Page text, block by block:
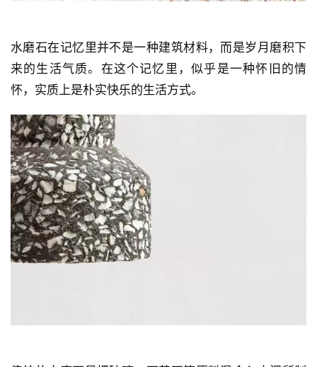
水磨石在记忆里并不是一种建筑材料，而是岁月磨积下
来的生活气质。在这个记忆里，似乎是一种怀旧的情
怀，实质上是朴实快乐的生活方式。